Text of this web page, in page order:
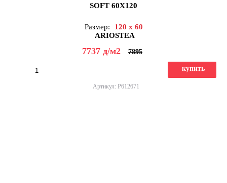
SOFT 60X120
Размер:
120 x 60
ARIOSTEA
7737 д/м2 7895
купить
Артикул: P612671